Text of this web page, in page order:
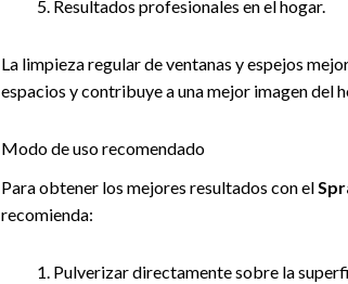
Resultados profesionales en el hogar.
La limpieza regular de ventanas y espejos
espacios y contribuye a una mejor imagen del
Modo de uso recomendado
Para obtener los mejores resultados con el
recomienda:
Pulverizar directamente sobre la